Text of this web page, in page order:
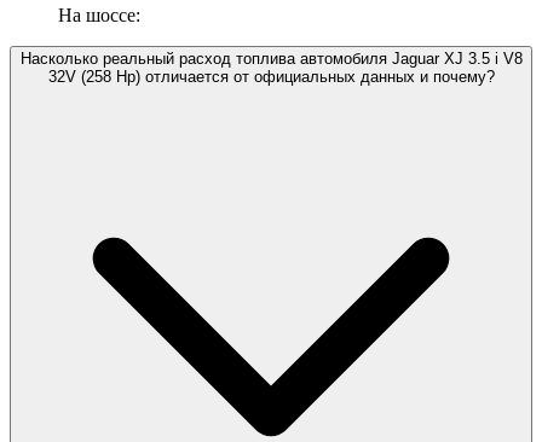
На шоссе:
Насколько реальный расход топлива автомобиля Jaguar XJ 3.5 i V8
32V (258 Hp) отличается от официальных данных и почему?